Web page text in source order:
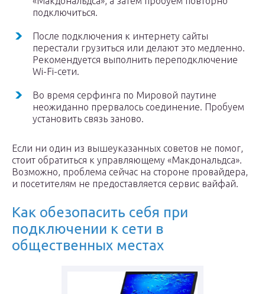
подключиться.
После подключения к интернету сайты
перестали грузиться или делают это медленно.
Рекомендуется выполнить переподключение
Wi-Fi-сети.
Во время серфинга по Мировой паутине
неожиданно прервалось соединение. Пробуем
установить связь заново.
Если ни один из вышеуказанных советов не помог,
стоит обратиться к управляющему «Макдональдса».
Возможно, проблема сейчас на стороне провайдера,
и посетителям не предоставляется сервис вайфай.
Как обезопасить себя при
подключении к сети в
общественных местах